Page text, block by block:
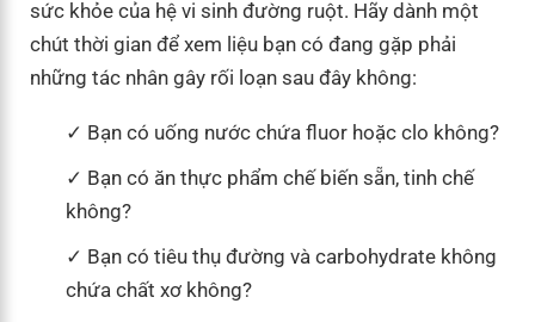
sức khỏe của hệ vi sinh đường ruột. Hãy dành một
chút thời gian để xem liệu bạn có đang gặp phải
những tác nhân gây rối loạn sau đây không:
Bạn có uống nước chứa fluor hoặc clo không?
Bạn có ăn thực phẩm chế biến sẵn, tinh chế
không?
Bạn có tiêu thụ đường và carbohydrate không
chứa chất xơ không?